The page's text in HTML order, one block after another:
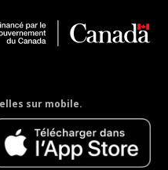
sur mobile.